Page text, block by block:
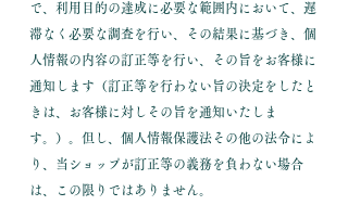
で、利用目的の達成に必要な範囲内において、遅
滞なく必要な調査を行い、その結果に基づき、個
人情報の内容の訂正等を行い、その旨をお客様に
通知します（訂正等を行わない旨の決定をしたと
きは、お客様に対しその旨を通知いたしま
す。）。但し、個人情報保護法その他の法令によ
り、当ショップが訂正等の義務を負わない場合
は、この限りではありません。